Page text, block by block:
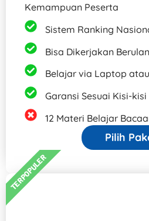
Kemampuan Peserta
Sistem Ranking
Bisa Dikerjakan
Belajar via Laptop
Garansi Sesuai Kisi-kisi
12 Materi Belajar
Pilih
TERPOPULER